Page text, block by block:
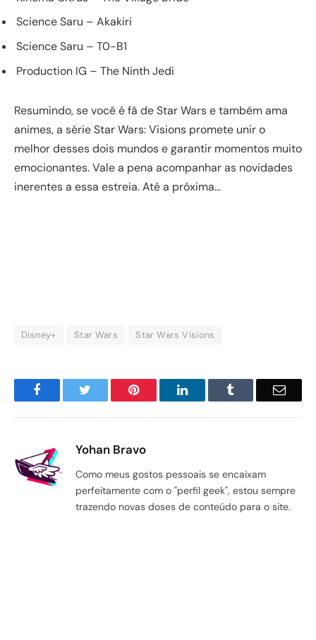
Science Saru – Akakiri
Science Saru – T0-B1
Production IG – The Ninth Jedi
Resumindo, se você é fã de Star Wars e também ama
animes, a série Star Wars: Visions promete unir o
melhor desses dois mundos e garantir momentos muito
emocionantes. Vale a pena acompanhar as novidades
inerentes a essa estreia. Até a próxima…
Disney+ Star Wars Star Wars Visions
Facebook Pinterest LinkedIn Email
Yohan Bravo
Como meus gostos pessoais se encaixam
perfeitamente com o "perfil geek", estou sempre
trazendo novas doses de conteúdo para o site.